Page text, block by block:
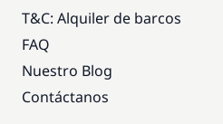
T&C: Alquiler de barcos
FAQ
Nuestro Blog
Contáctanos